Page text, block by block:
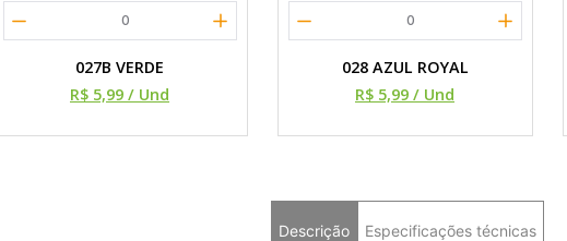
0
027B VERDE
R$ 5,99 / Und
0
028 AZUL ROYAL
R$ 5,99 / Und
Descrição Especificações técnicas